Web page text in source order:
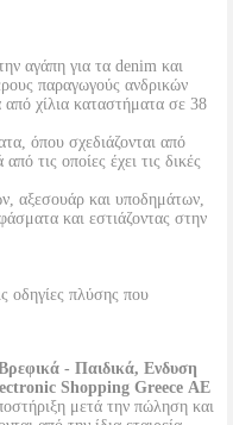
αγάπη για τα denim και
παραγωγούς ανδρικών
χίλια καταστήματα σε 38
όπου σχεδιάζονται από
τις οποίες έχει τις δικές
αξεσουάρ και υποδημάτων,
και εστιάζοντας στην
οδηγίες πλύσης που
- Παιδικά, Ενδυση
Shopping Greece ΑΕ
μετά την πώληση και